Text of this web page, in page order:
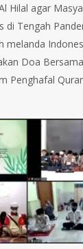
Hilal agar
di Tengah
melanda
Doa
Penghafal